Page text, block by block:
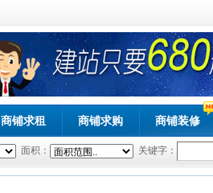
商铺求租 商铺求购 商铺装修
面积： 关键字：